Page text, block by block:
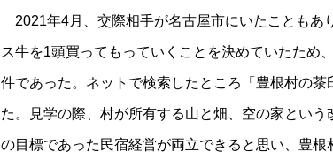
2021年4月、交際相手が名古屋市にいたこともあ
ス牛を1頭買ってもっていくことを決めていたため
件であった。ネットで検索したところ「豊根村の
た。見学の際、村が所有する山と畑、空の家とい
の目標であった民宿経営が両立できると思い、豊根